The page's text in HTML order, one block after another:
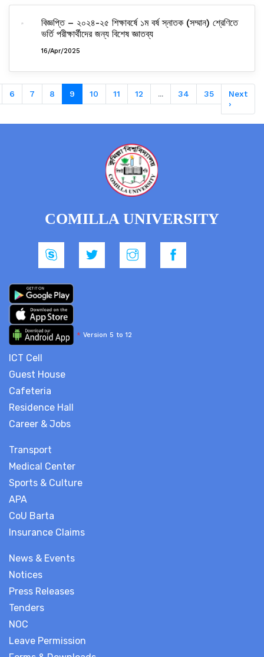
বিজ্ঞপ্তি – ২০২৪-২৫ শিক্ষাবর্ষে ১ম বর্ষ স্নাতক (সম্মান) শ্রেণিতে
ভর্তি পরীক্ষার্থীদের জন্য বিশেষ জ্ঞাতব্য
16/Apr/2025
6 7 8 9 10 11 12 ... 34 35
Next
›
News & Events
Notices
Press Releases
Tenders
NOC
Leave Permission
COMILLA UNIVERSITY
* Version 5 to 12
ICT Cell
Guest House
Cafeteria
Residence Hall
Career & Jobs
Transport
Medical Center
Sports & Culture
APA
CoU Barta
Insurance Claims